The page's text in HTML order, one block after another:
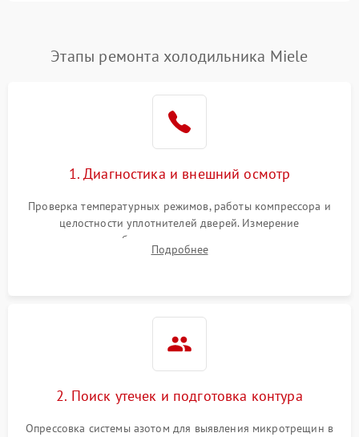
Поломка системы No Frost 2600 ₽ Подробнее →
работе
2000 ₽ Подробнее →
1000 ₽
1800 ₽
Этапы ремонта холодильника Miele
1. Диагностика и внешний осмотр
Проверка температурных режимов, работы компрессора и
целостности уплотнителей дверей. Измерение
сопротивления обмоток мотора, проверка термостата и
считывание кодов ошибок с электронного дисплея.
Подробнее
2. Поиск утечек и подготовка контура
Опрессовка системы азотом для выявления микротрещин в